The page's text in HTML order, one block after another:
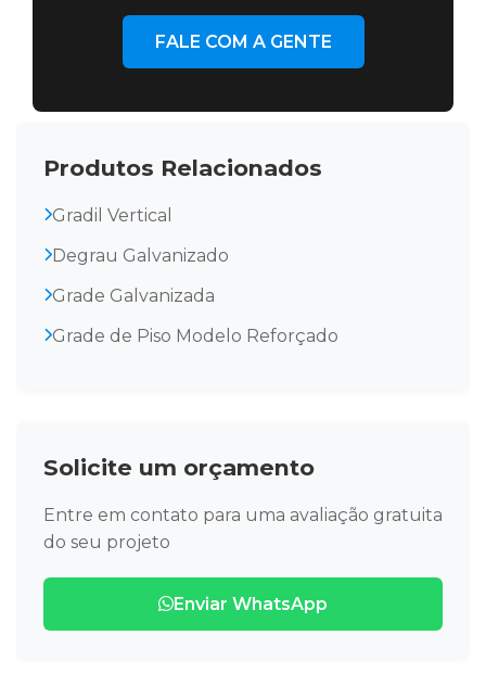
FALE COM A GENTE
Produtos Relacionados
Gradil Vertical
Degrau Galvanizado
Grade Galvanizada
Grade de Piso Modelo Reforçado
Solicite um orçamento
Entre em contato para uma avaliação gratuita
do seu projeto
Enviar WhatsApp